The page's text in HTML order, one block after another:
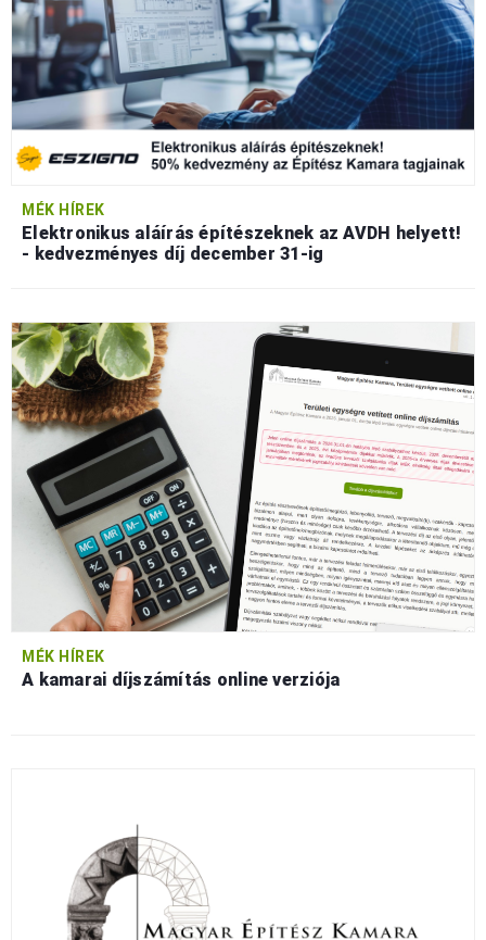
MÉK HÍREK
Elektronikus aláírás építészeknek az AVDH helyett!
- kedvezményes díj december 31-ig
MÉK HÍREK
A kamarai díjszámítás online verziója